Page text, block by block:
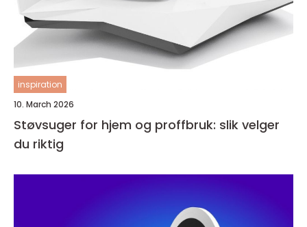
inspiration
10. March 2026
Støvsuger for hjem og proffbruk: slik velger
du riktig